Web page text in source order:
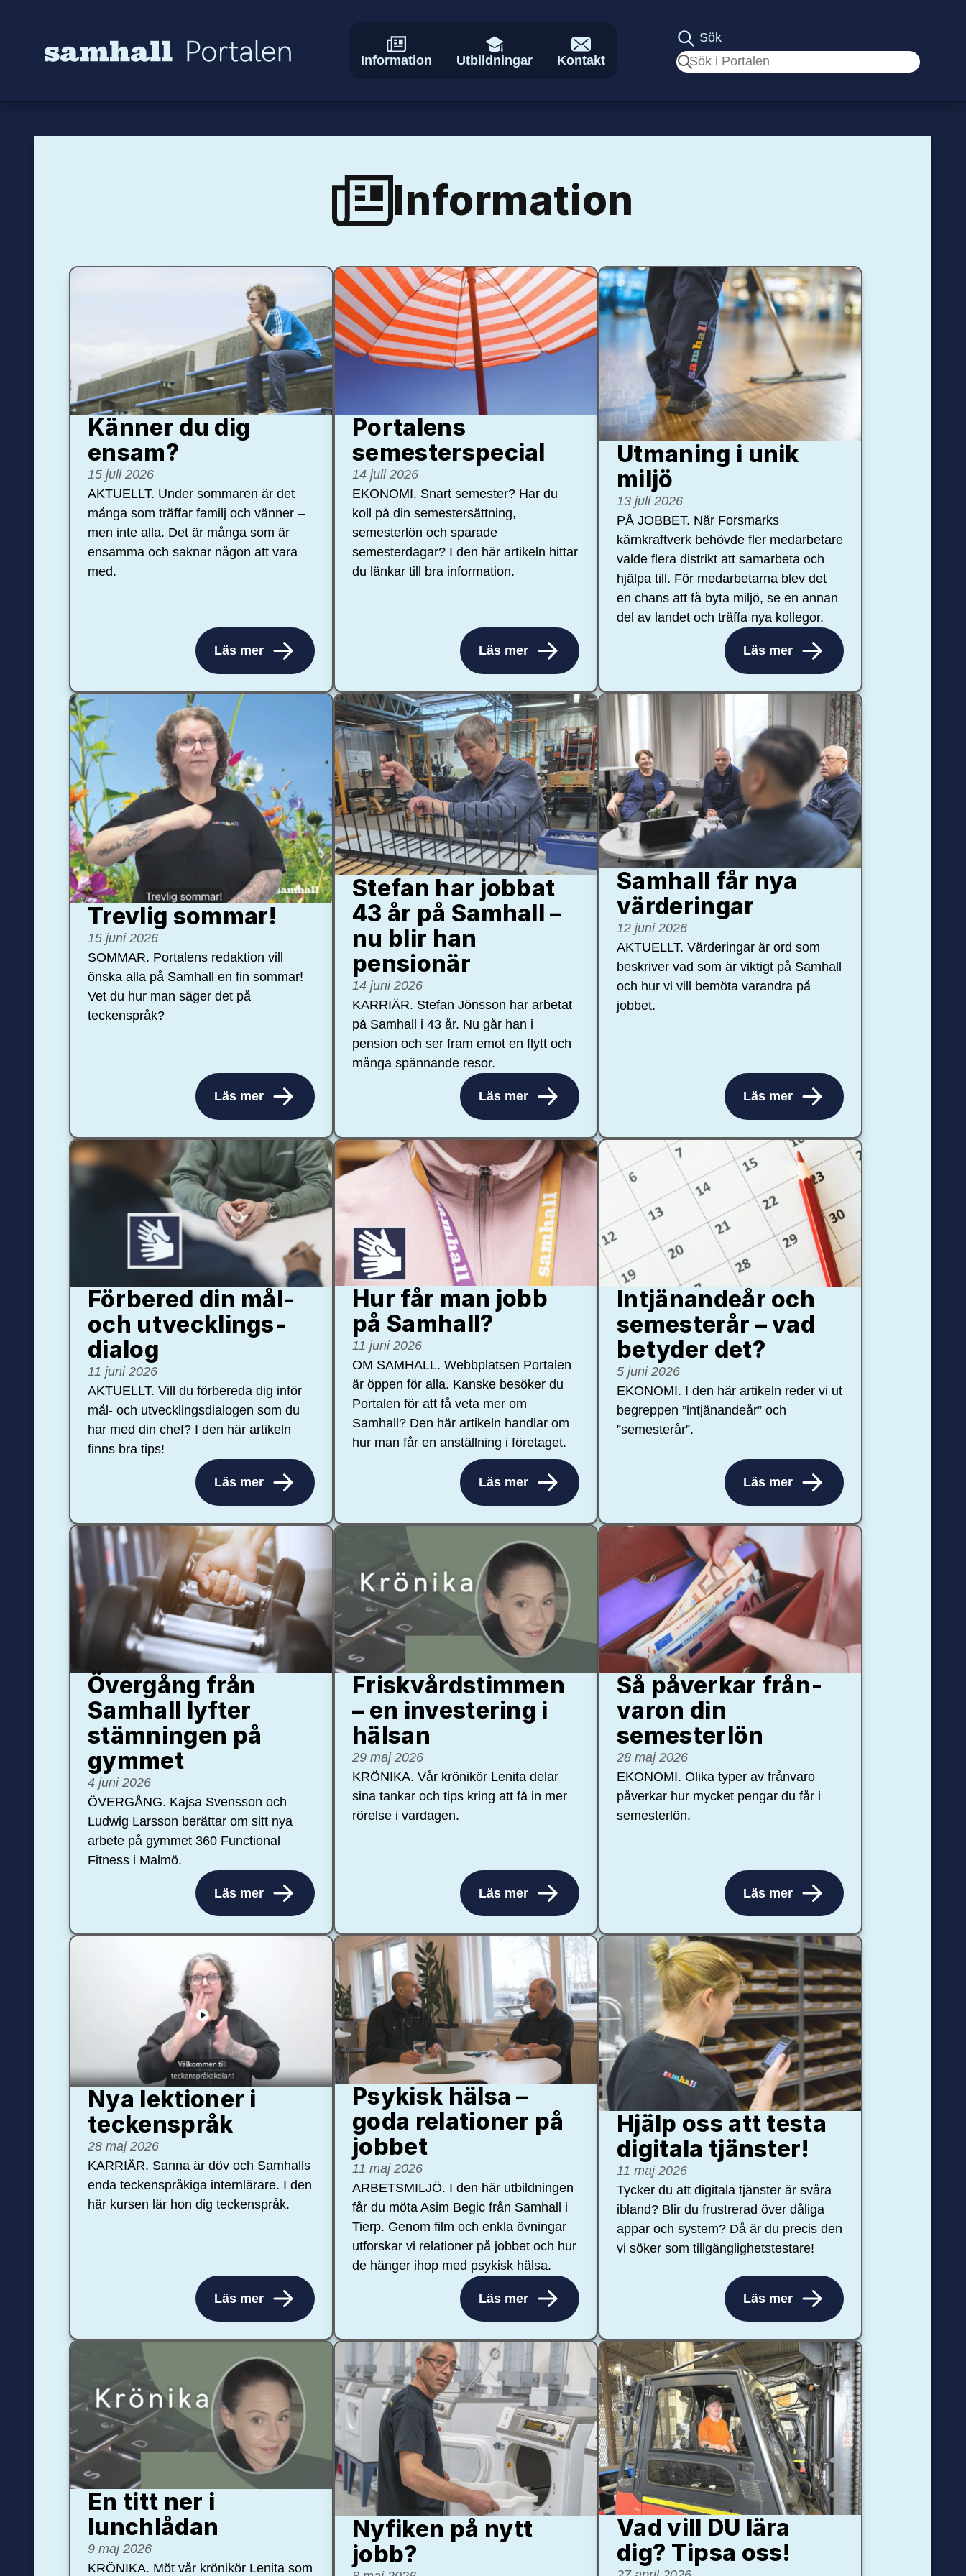
Information Utbildningar Kontakt
Sök
Sök
Information
Känner du dig
ensam?
15 juli 2026
AKTUELLT. Under sommaren är det
många som träffar familj och vänner –
men inte alla. Det är många som är
ensamma och saknar någon att vara
med.
Läs mer
Portalens
semester­special
14 juli 2026
EKONOMI. Snart semester? Har du
koll på din semestersättning,
semesterlön och sparade
semesterdagar? I den här artikeln hittar
du länkar till bra information.
Läs mer
Utmaning i unik
miljö
13 juli 2026
PÅ JOBBET. När Forsmarks
kärnkraftverk behövde fler medarbetare
valde flera distrikt att samarbeta och
hjälpa till. För medarbetarna blev det
en chans att få byta miljö, se en annan
del av landet och träffa nya kollegor.
Läs mer
Trevlig sommar!
15 juni 2026
SOMMAR. Portalens redaktion vill
önska alla på Samhall en fin sommar!
Vet du hur man säger det på
teckenspråk?
Läs mer
Stefan har jobbat
43 år på Samhall –
nu blir han
pensionär
14 juni 2026
KARRIÄR. Stefan Jönsson har arbetat
på Samhall i 43 år. Nu går han i
pension och ser fram emot en flytt och
många spännande resor.
Läs mer
Samhall får nya
värdering­ar
12 juni 2026
AKTUELLT. Värderingar är ord som
beskriver vad som är viktigt på Samhall
och hur vi vill bemöta varandra på
jobbet.
Läs mer
Förbered din mål-
och ut­veck­lings­
dialog
11 juni 2026
AKTUELLT. Vill du förbereda dig inför
mål- och utvecklingsdialogen som du
har med din chef? I den här artikeln
finns bra tips!
Läs mer
Hur får man jobb
på Samhall?
11 juni 2026
OM SAMHALL. Webbplatsen Portalen
är öppen för alla. Kanske besöker du
Portalen för att få veta mer om
Samhall? Den här artikeln handlar om
hur man får en anställning i företaget.
Läs mer
Intjänandeår och
semesterår – vad
betyder det?
5 juni 2026
EKONOMI. I den här artikeln reder vi ut
begreppen ”intjänandeår” och
”semesterår”.
Läs mer
Övergång från
Samhall lyfter
stämningen på
gymmet
4 juni 2026
ÖVERGÅNG. Kajsa Svensson och
Ludwig Larsson berättar om sitt nya
arbete på gymmet 360 Functional
Fitness i Malmö.
Läs mer
Friskvårdstimmen
– en investering i
hälsan
29 maj 2026
KRÖNIKA. Vår krönikör Lenita delar
sina tankar och tips kring att få in mer
rörelse i vardagen.
Läs mer
Så påverkar från­
varon din
semester­lön
28 maj 2026
EKONOMI. Olika typer av frånvaro
påverkar hur mycket pengar du får i
semesterlön.
Läs mer
Nya lektioner i
teckenspråk
28 maj 2026
KARRIÄR. Sanna är döv och Samhalls
enda teckenspråkiga internlärare. I den
här kursen lär hon dig teckenspråk.
Läs mer
Psykisk hälsa –
goda relationer på
jobbet
11 maj 2026
ARBETSMILJÖ. I den här utbildningen
får du möta Asim Begic från Samhall i
Tierp. Genom film och enkla övningar
utforskar vi relationer på jobbet och hur
de hänger ihop med psykisk hälsa.
Läs mer
Hjälp oss att testa
digitala tjänster!
11 maj 2026
Tycker du att digitala tjänster är svåra
ibland? Blir du frustrerad över dåliga
appar och system? Då är du precis den
vi söker som tillgänglighetstestare!
Läs mer
En titt ner i
lunchlådan
9 maj 2026
KRÖNIKA. Möt vår krönikör Lenita som
Nyfiken på nytt
jobb?
Vad vill DU lära
dig? Tipsa oss!